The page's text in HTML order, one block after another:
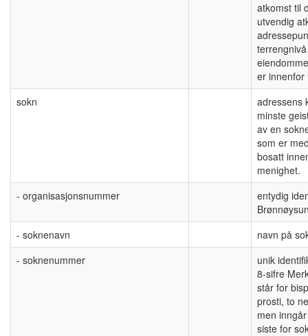
atkomst til
utvendig
er innenfor
sokn
adressens
minste
av en
som er
bosatt
menighet.
- organisasjonsnummer
entydig
- soknenavn
navn på
- soknenummer
unik
8-sifre
står for
prosti, to
men
siste for